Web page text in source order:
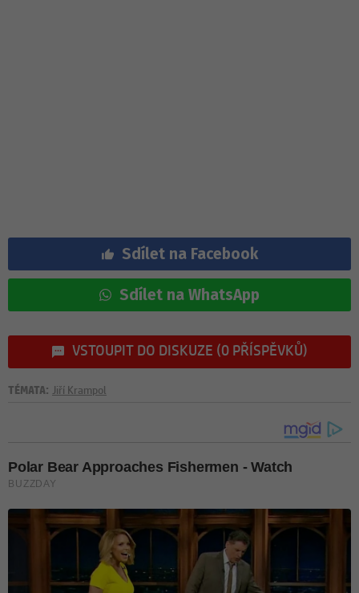
Sdílet na Facebook
Sdílet na WhatsApp
VSTOUPIT DO DISKUZE (0 PŘÍSPĚVKŮ)
TÉMATA: Jiří Krampol